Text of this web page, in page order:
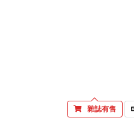
雜誌有售